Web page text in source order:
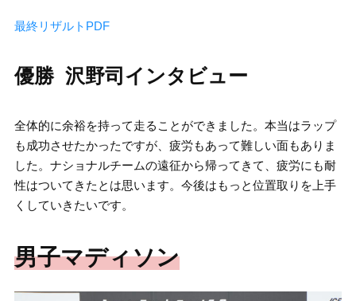
最終リザルトPDF
優勝 沢野司インタビュー
全体的に余裕を持って走ることができました。本当はラップ
も成功させたかったですが、疲労もあって難しい面もありま
した。ナショナルチームの遠征から帰ってきて、疲労にも耐
性はついてきたとは思います。今後はもっと位置取りを上手
くしていきたいです。
男子マディソン